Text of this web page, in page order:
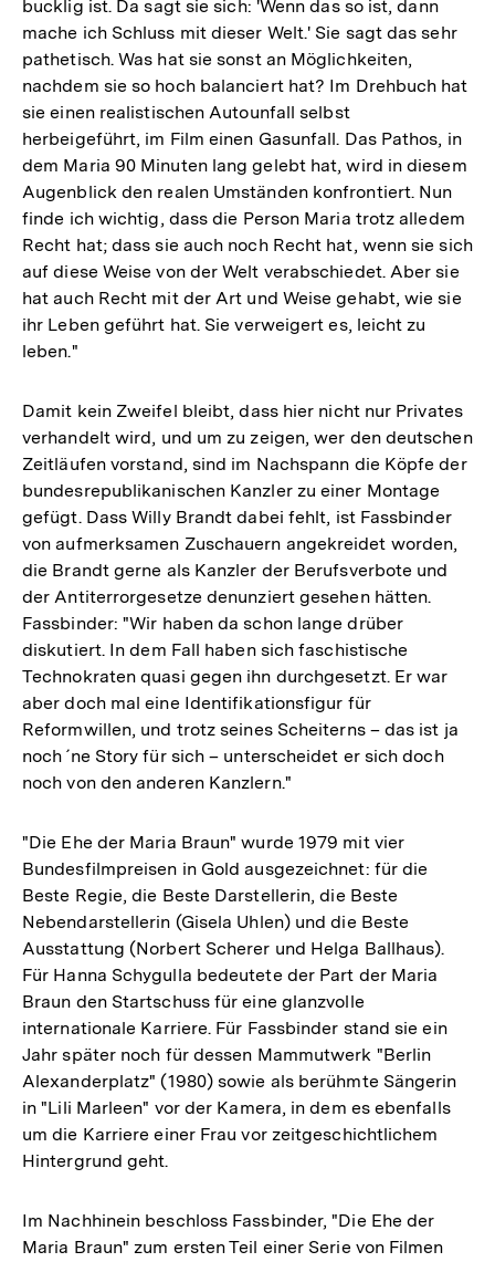
bucklig ist. Da sagt sie sich: 'Wenn das so ist, dann
mache ich Schluss mit dieser Welt.' Sie sagt das sehr
pathetisch. Was hat sie sonst an Möglichkeiten,
nachdem sie so hoch balanciert hat? Im Drehbuch hat
sie einen realistischen Autounfall selbst
herbeigeführt, im Film einen Gasunfall. Das Pathos, in
dem Maria 90 Minuten lang gelebt hat, wird in diesem
Augenblick den realen Umständen konfrontiert. Nun
finde ich wichtig, dass die Person Maria trotz alledem
Recht hat; dass sie auch noch Recht hat, wenn sie sich
auf diese Weise von der Welt verabschiedet. Aber sie
hat auch Recht mit der Art und Weise gehabt, wie sie
ihr Leben geführt hat. Sie verweigert es, leicht zu
leben."
Damit kein Zweifel bleibt, dass hier nicht nur Privates
verhandelt wird, und um zu zeigen, wer den deutschen
Zeitläufen vorstand, sind im Nachspann die Köpfe der
bundesrepublikanischen Kanzler zu einer Montage
gefügt. Dass Willy Brandt dabei fehlt, ist Fassbinder
von aufmerksamen Zuschauern angekreidet worden,
die Brandt gerne als Kanzler der Berufsverbote und
der Antiterrorgesetze denunziert gesehen hätten.
Fassbinder: "Wir haben da schon lange drüber
diskutiert. In dem Fall haben sich faschistische
Technokraten quasi gegen ihn durchgesetzt. Er war
aber doch mal eine Identifikationsfigur für
Reformwillen, und trotz seines Scheiterns – das ist ja
noch ´ne Story für sich – unterscheidet er sich doch
noch von den anderen Kanzlern."
"Die Ehe der Maria Braun" wurde 1979 mit vier
Bundesfilmpreisen in Gold ausgezeichnet: für die
Beste Regie, die Beste Darstellerin, die Beste
Nebendarstellerin (Gisela Uhlen) und die Beste
Ausstattung (Norbert Scherer und Helga Ballhaus).
Für Hanna Schygulla bedeutete der Part der Maria
Braun den Startschuss für eine glanzvolle
internationale Karriere. Für Fassbinder stand sie ein
Jahr später noch für dessen Mammutwerk "Berlin
Alexanderplatz" (1980) sowie als berühmte Sängerin
in "Lili Marleen" vor der Kamera, in dem es ebenfalls
um die Karriere einer Frau vor zeitgeschichtlichem
Hintergrund geht.
Im Nachhinein beschloss Fassbinder, "Die Ehe der
Maria Braun" zum ersten Teil einer Serie von Filmen